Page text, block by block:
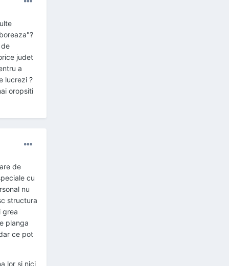
judet
a
lucrezi ?
oropsiti
de
cu
nu
structura
grea
planga
ce pot
lor si nici